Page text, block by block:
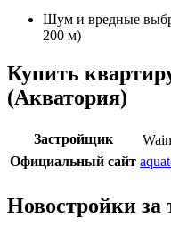
Шум и вредные
200 м)
Купить
(Акватория)
Застройщик
Официальный сайт
Новостройки за